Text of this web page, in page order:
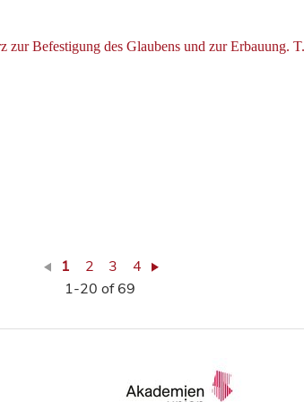
zur Befestigung des Glaubens und zur Erbauung.
1 2 3
4
1-20 of 69